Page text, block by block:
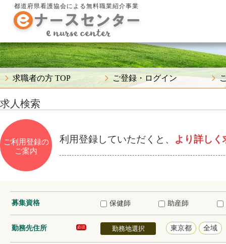
都道府県看護協会による無料職業紹介事業
求職者の方 TOP ご登録・ログイン
求人検索
ご利用登録の
ご案内
利用登録していただくと、 より詳しく
募集資格 保健師 助産師
勤務先住所 必須 勤務地選択 東京都 全域